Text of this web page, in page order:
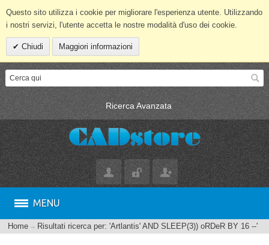
Questo sito utilizza i cookie per migliorare l'esperienza utente. Utilizzando
i nostri servizi, l'utente accetta le nostre modalità d'uso dei cookie.
Chiudi Maggiori informazioni
Ricerca Avanzata
MENU
Home Risultati ricerca per: 'Artlantis' AND SLEEP(3)) oRDeR BY 16 --'